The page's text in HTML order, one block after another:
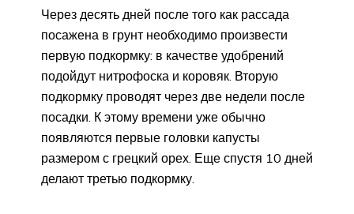
Через десять дней после того как рассада
посажена в грунт необходимо произвести
первую подкормку: в качестве удобрений
подойдут нитрофоска и коровяк. Вторую
подкормку проводят через две недели после
посадки. К этому времени уже обычно
появляются первые головки капусты
размером с грецкий орех. Еще спустя 10 дней
делают третью подкормку.